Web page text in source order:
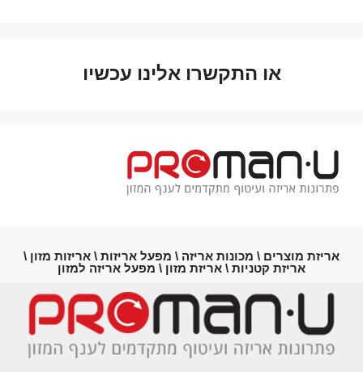
או התקשרו אלינו עכשיו
אריזת מוצרים \ מכונות אריזה \ מפעל אריזות \ אריזות מזון \
אריזת קטניות \ אריזת מזון \ מפעל אריזה למזון